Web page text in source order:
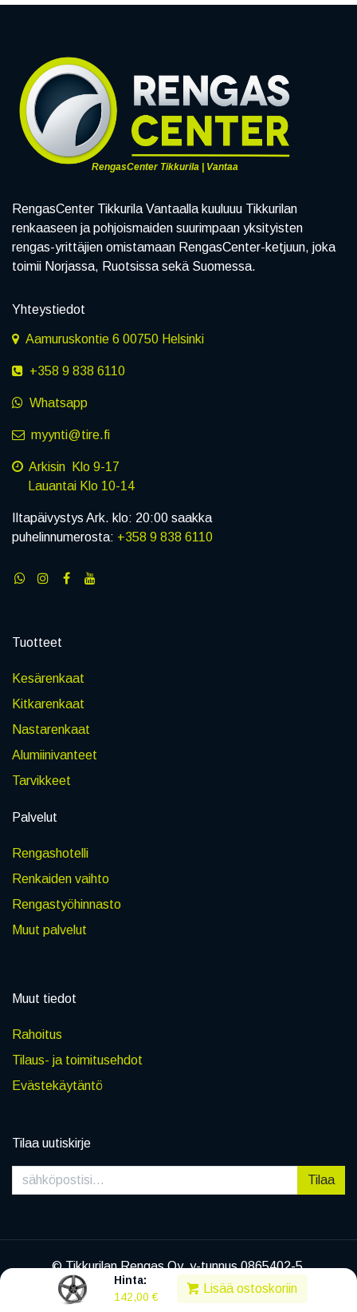
Hinta:
142,00 €
Lisää ostoskoriin
RengasCenter Tikkurila | Vantaa
RengasCenter Tikkurila Vantaalla kuuluuu Tikkurilan
renkaaseen ja pohjoismaiden suurimpaan yksityisten
rengas-yrittäjien omistamaan RengasCenter-ketjuun, joka
toimii Norjassa, Ruotsissa sekä Suomessa.
Yhteystiedot
Aamuruskontie 6 00750 Helsinki
+358 9 838 6110
Whatsapp
myynti@tire.fi
Arkisin Klo 9-17
Lauantai Klo 10-14
Iltapäivystys Ark. klo: 20:00 saakka
puhelinnumerosta: +358 9 838 6110
Tuotteet
Kesärenkaat
Kitkarenkaat
Nastarenkaat
Alumiinivanteet
Tarvikkeet
Palvelut
Rengashotelli
Renkaiden vaihto
Rengastyöhinnasto
Muut palvelut
Muut tiedot
Rahoitus
Tilaus- ja toimitusehdot
Evästekäytäntö
Tilaa uutiskirje
Tilaa
© Tikkurilan Rengas Oy, y-tunnus 0865402-5
|Tietosuojaseloste